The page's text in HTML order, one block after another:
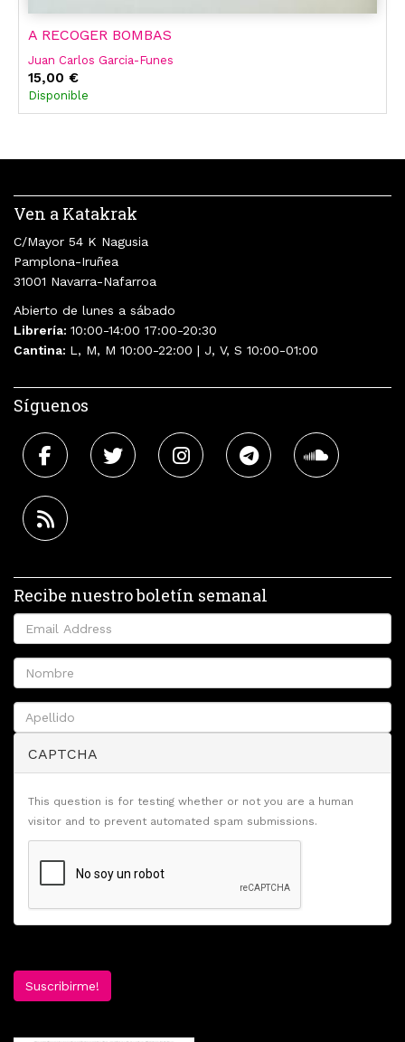
A RECOGER BOMBAS
Juan Carlos Garcia-Funes
15,00 €
Disponible
Ven a Katakrak
C/Mayor 54 K Nagusia
Pamplona-Iruñea
31001 Navarra-Nafarroa
Abierto de lunes a sábado
Librería: 10:00-14:00 17:00-20:30
Cantina: L, M, M 10:00-22:00 | J, V, S 10:00-01:00
Síguenos
Recibe nuestro boletín semanal
CAPTCHA
This question is for testing whether or not you are a human
visitor and to prevent automated spam submissions.
Suscribirme!